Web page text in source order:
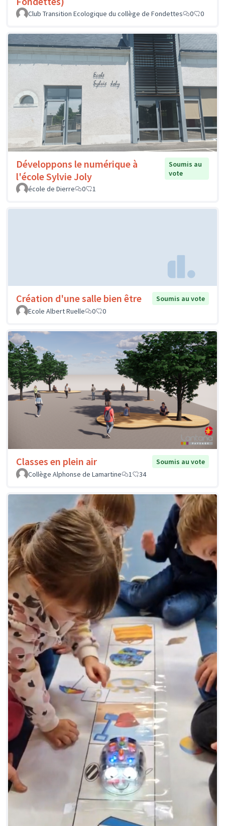
Club Transition Ecologique du collège de Fondettes 0 0
Développons le numérique à
l'école Sylvie Joly
Soumis au
vote
école de Dierre
0 1
Création d'une salle bien être
Soumis au vote
Ecole Albert Ruelle
0 0
Classes en plein air
Soumis au vote
Collège Alphonse de Lamartine
1 34